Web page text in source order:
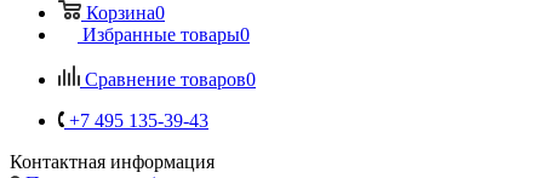
+7 495 135-39-43
Контактная информация
Пункт выдачи (заказы выдаются по предварительному